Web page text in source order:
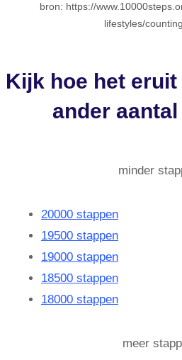
bron: https://
lifestyles/
Kijk hoe het
ander
minder
20000 stappen
19500 stappen
19000 stappen
18500 stappen
18000 stappen
meer